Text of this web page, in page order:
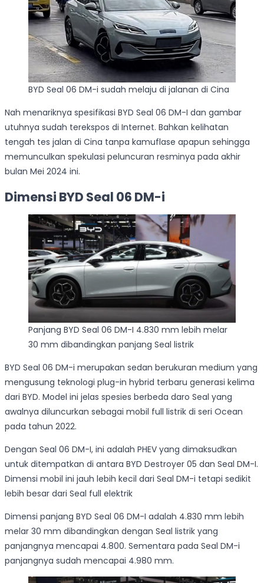
BYD Seal 06 DM-i sudah melaju di jalanan di Cina
Nah menariknya spesifikasi BYD Seal 06 DM-I dan gambar
utuhnya sudah terekspos di Internet. Bahkan kelihatan
tengah tes jalan di Cina tanpa kamuflase apapun sehingga
memunculkan spekulasi peluncuran resminya pada akhir
bulan Mei 2024 ini.
Dimensi BYD Seal 06 DM-i
Panjang BYD Seal 06 DM-I 4.830 mm lebih melar
30 mm dibandingkan panjang Seal listrik
BYD Seal 06 DM-i merupakan sedan berukuran medium yang
mengusung teknologi plug-in hybrid terbaru generasi kelima
dari BYD. Model ini jelas spesies berbeda daro Seal yang
awalnya diluncurkan sebagai mobil full listrik di seri Ocean
pada tahun 2022.
Dengan Seal 06 DM-I, ini adalah PHEV yang dimaksudkan
untuk ditempatkan di antara BYD Destroyer 05 dan Seal DM-I.
Dimensi mobil ini jauh lebih kecil dari Seal DM-i tetapi sedikit
lebih besar dari Seal full elektrik
Dimensi panjang BYD Seal 06 DM-I adalah 4.830 mm lebih
melar 30 mm dibandingkan dengan Seal listrik yang
panjangnya mencapai 4.800. Sementara pada Seal DM-i
panjangnya sudah mencapai 4.980 mm.